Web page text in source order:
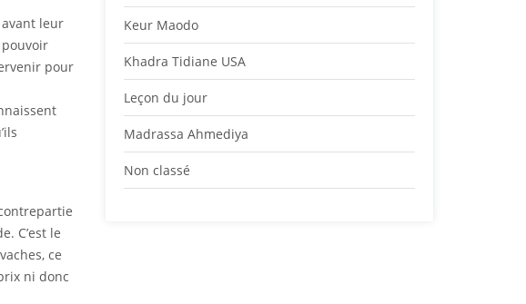
leur
pour
C’est le
ce
ni donc
Keur Maodo
Khadra Tidiane USA
Leçon du jour
Madrassa Ahmediya
Non classé